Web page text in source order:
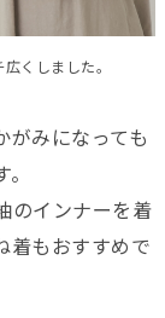
くしました。
がみになっても
のインナーを着
着もおすすめで